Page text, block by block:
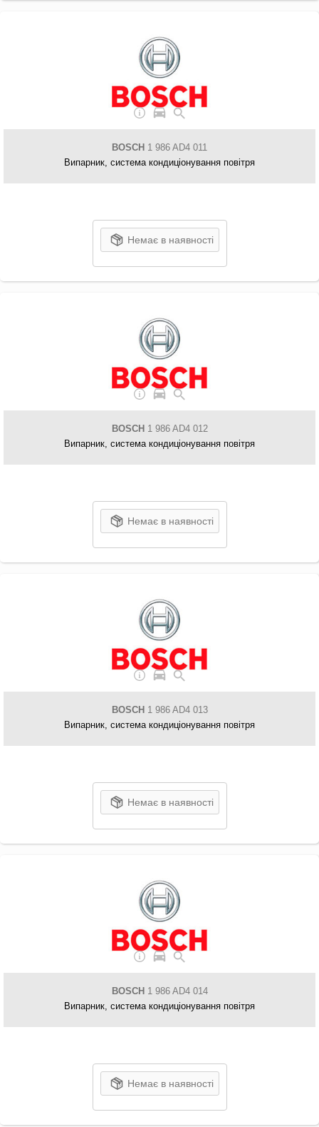
BOSCH 1 986 AD4 011
Випарник, система кондиціонування повітря
Немає в наявності
BOSCH 1 986 AD4 012
Випарник, система кондиціонування повітря
Немає в наявності
BOSCH 1 986 AD4 013
Випарник, система кондиціонування повітря
Немає в наявності
BOSCH 1 986 AD4 014
Випарник, система кондиціонування повітря
Немає в наявності